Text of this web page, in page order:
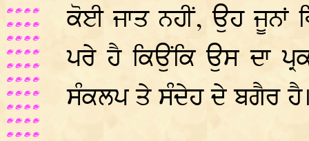
ਕੋਈ ਜਾਤ ਨਹੀਂ, ਉਹ ਜੂਨਾਂ
ਪਰੇ ਹੈ ਕਿਉਂਕਿ ਉਸ ਦਾ
ਸੰਕਲਪ ਤੇ ਸੰਦੇਹ ਦੇ ਬਗੈਰ